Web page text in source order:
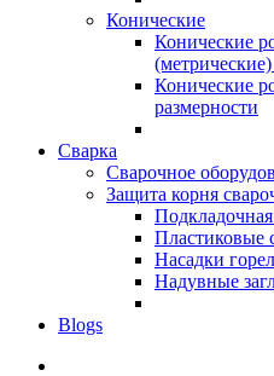
Конические
Конические
Конические
размерности
Сварка
Сварочное
Защита корня
Пластиковые
Насадки
Надувные
Blogs